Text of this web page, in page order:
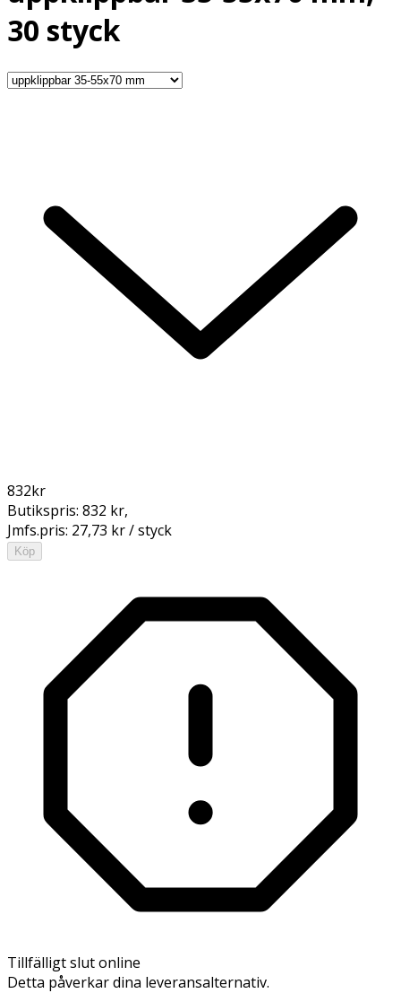
30 styck
832kr
Butikspris: 832 kr,
Jmfs.pris: 27,73 kr / styck
Köp
Tillfälligt slut online
Detta påverkar dina leveransalternativ.